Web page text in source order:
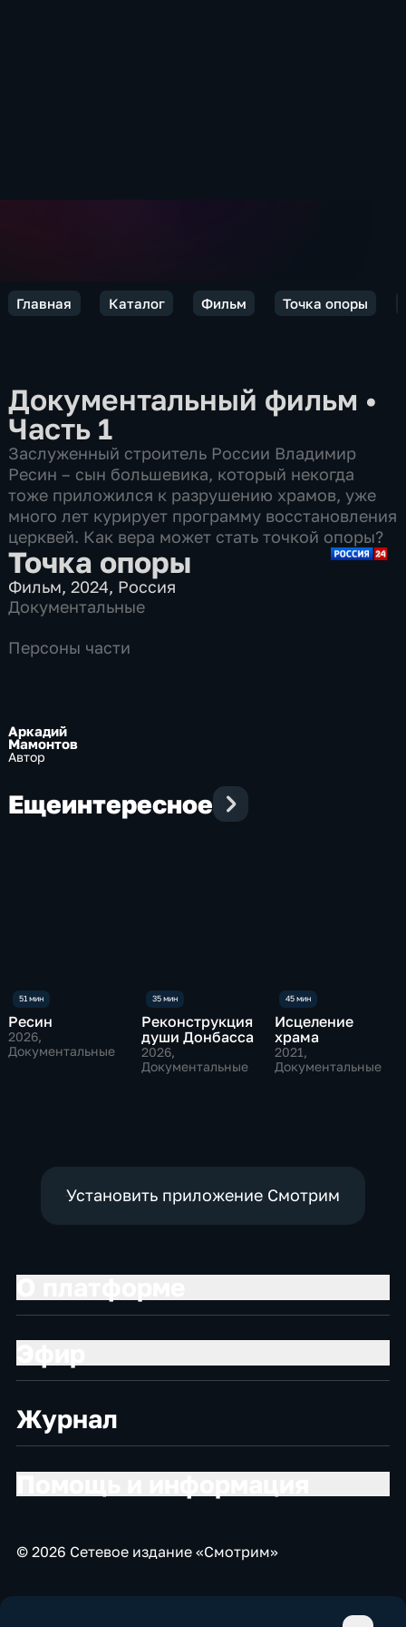
Главная Каталог Фильм Точка опоры
Документальный фильм •
Часть 1
Заслуженный строитель России Владимир
Ресин – сын большевика, который некогда
тоже приложился к разрушению храмов, уже
много лет курирует программу восстановления
церквей. Как вера может стать точкой опоры?
Точка опоры
Фильм,2024, Россия
Документальные
Персоны части
Аркадий
Мамонтов
Автор
Ещеинтересное
Ресин
2026,
Документальные
Реконструкция
души Донбасса
2026,
Документальные
Исцеление
храма
2021,
Документальные
Установить приложение Смотрим
Журнал
© 2026 Сетевое издание «Смотрим»